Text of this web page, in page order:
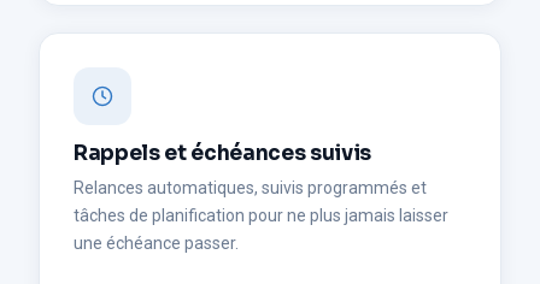
Rappels et échéances suivis
Relances automatiques, suivis programmés et
tâches de planification pour ne plus jamais laisser
une échéance passer.